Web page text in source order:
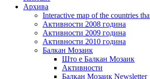
Архива
Interactive map of the countries
Активности 2008 година
Активности 2009 година
Активности 2010 година
Балкан Мозаик
Што е Балкан Мозаик
Активности
Балкан Мозаик Newsletter